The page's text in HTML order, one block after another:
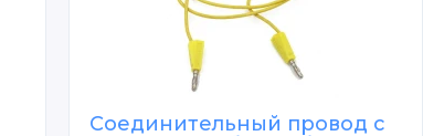
Соединительный провод с